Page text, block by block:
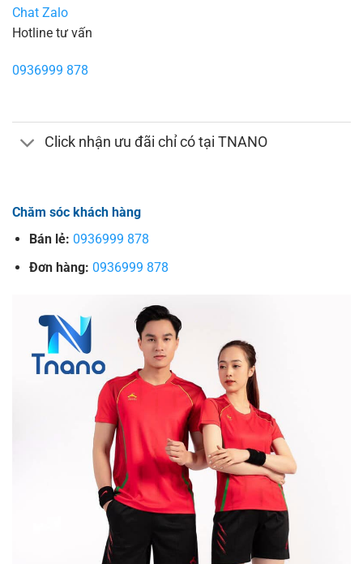
Chat Zalo
Hotline tư vấn
0936999 878
Click nhận ưu đãi chỉ có tại TNANO
Chăm sóc khách hàng
Bán lẻ: 0936999 878
Đơn hàng: 0936999 878